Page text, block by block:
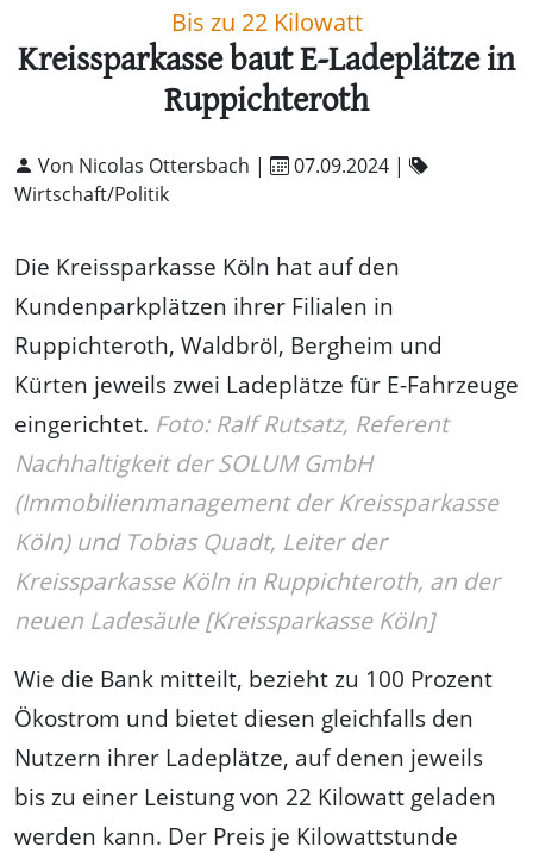
Bis zu 22 Kilowatt
Kreissparkasse baut E-Ladeplätze in
Ruppichteroth
Von Nicolas Ottersbach | 07.09.2024 |
Wirtschaft/Politik
Die Kreissparkasse Köln hat auf den
Kundenparkplätzen ihrer Filialen in
Ruppichteroth, Waldbröl, Bergheim und
Kürten jeweils zwei Ladeplätze für E-Fahrzeuge
eingerichtet. Foto: Ralf Rutsatz, Referent
Nachhaltigkeit der SOLUM GmbH
(Immobilienmanagement der Kreissparkasse
Köln) und Tobias Quadt, Leiter der
Kreissparkasse Köln in Ruppichteroth, an der
neuen Ladesäule [Kreissparkasse Köln]
Wie die Bank mitteilt, bezieht zu 100 Prozent
Ökostrom und bietet diesen gleichfalls den
Nutzern ihrer Ladeplätze, auf denen jeweils
bis zu einer Leistung von 22 Kilowatt geladen
werden kann. Der Preis je Kilowattstunde